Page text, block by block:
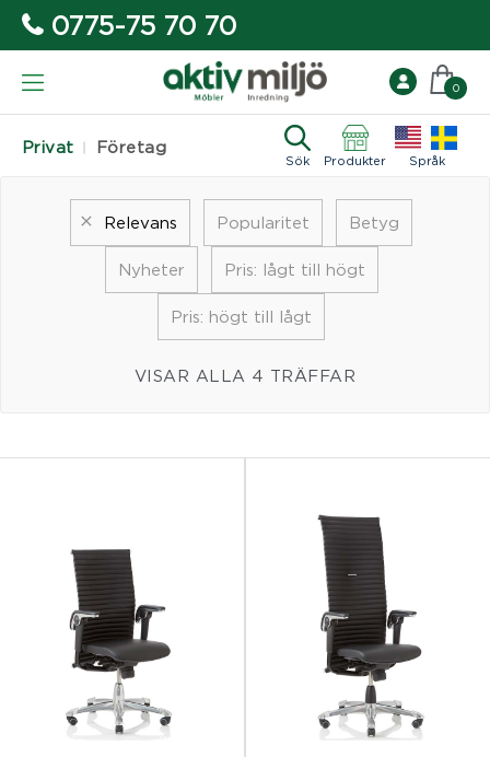
0775-75 70 70
Privat Företag
Sök Produkter Språk
0
Relevans Popularitet Betyg
Nyheter Pris: lågt till högt
Pris: högt till lågt
VISAR ALLA 4 TRÄFFAR